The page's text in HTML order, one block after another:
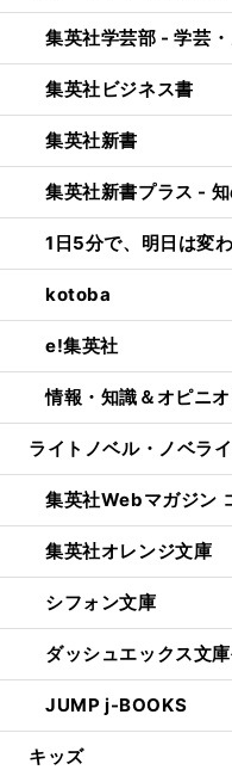
集英社学芸部 - 学芸
集英社ビジネス書
集英社新書
集英社新書プラス -
1日5分で、明日は変
kotoba
e!集英社
情報・知識＆オピニ
ライトノベル・ノベラ
集英社Webマガジン
集英社オレンジ文庫
シフォン文庫
ダッシュエックス文
JUMP j-BOOKS
キッズ